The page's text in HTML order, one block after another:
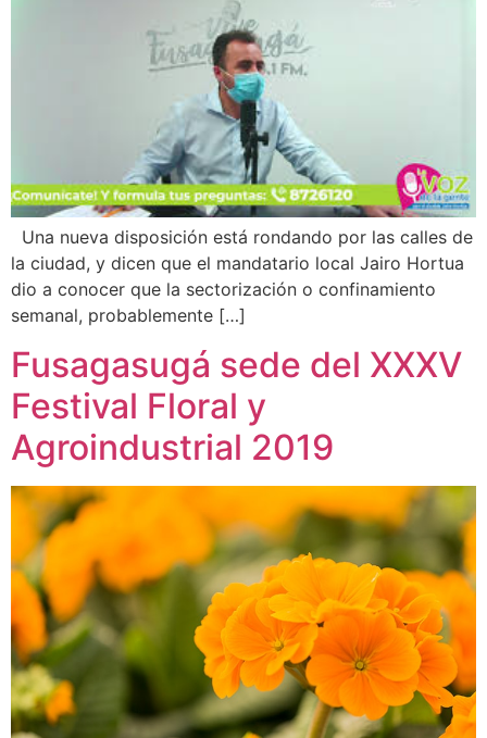
Una nueva disposición está rondando por las calles de
la ciudad, y dicen que el mandatario local Jairo Hortua
dio a conocer que la sectorización o confinamiento
semanal, probablemente […]
Fusagasugá sede del XXXV
Festival Floral y
Agroindustrial 2019